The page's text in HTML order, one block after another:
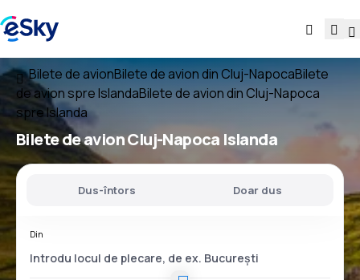
Bilete de avionBilete de avion din Cluj-NapocaBilete
de avion spre IslandaBilete de avion din Cluj-Napoca
spre Islanda
Bilete de avionCluj-Napoca Islanda
Dus-întors Doar dus
Din